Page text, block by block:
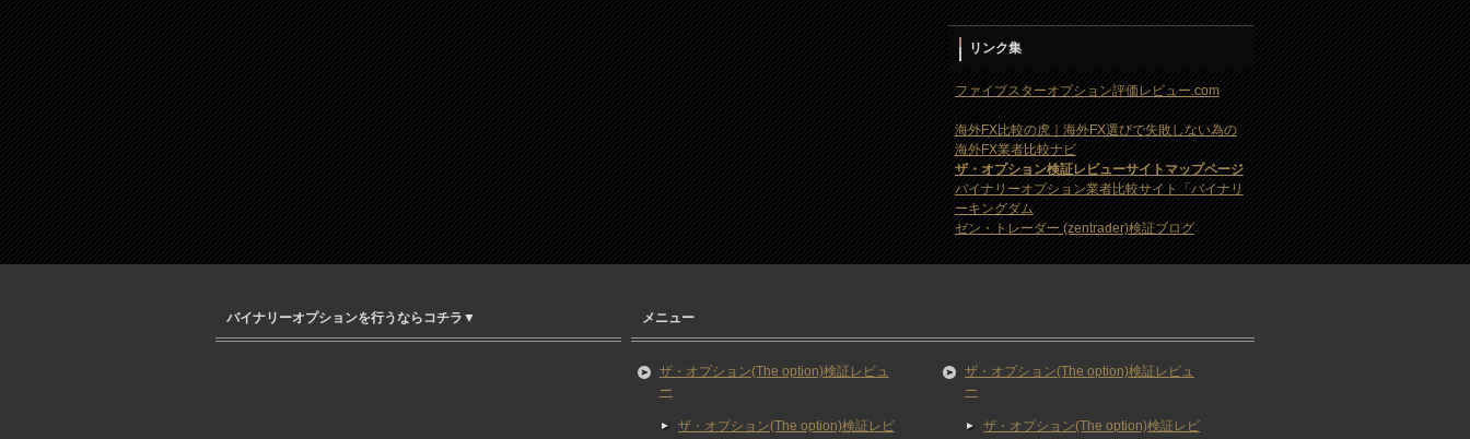
リンク集
ファイブスターオプション評価レビュー.com
海外FX比較の虎｜海外FX選びで失敗しない為の
海外FX業者比較ナビ
ザ・オプション検証レビューサイトマップページ
バイナリーオプション業者比較サイト「バイナリ
ーキングダム
ゼン・トレーダー (zentrader)検証ブログ
バイナリーオプションを行うならコチラ▼ メニュー
ザ・オプション(The option)検証レビュ
ー
ザ・オプション(The option)検証レビ
ザ・オプション(The option)検証レビュ
ー
ザ・オプション(The option)検証レビ